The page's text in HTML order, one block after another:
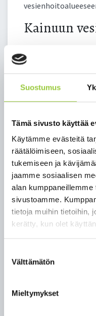
Suostumus
Tämä sivusto käyttää
Käytämme evästeitä
räätälöimiseen,
tukemiseen ja
jaamme sosiaalisen
alan
sivustoamme.
tietoja muihin tietoihin,
kerätty, kun olet
valinta
Välttämätön
Mieltymykset
Kainuun
Kainuun vesistöt -
Kainuun vesistöistä
vesistöihin
Se on laaja katsaus
käsitellään
Kainuun alueen
kunnostusta ja
Tarinakartta on
sovellus, jonka
paikasta,
sen
avulla on
kytkeytynyttä
muodossa.
vaikeammatkin
kohdeyleisölle
Tarinakarttaa